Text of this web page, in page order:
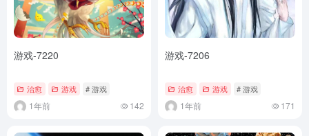
游戏-7220
治愈 游戏 # 游戏
1年前 142
游戏-7206
治愈 游戏 # 游戏
1年前 171